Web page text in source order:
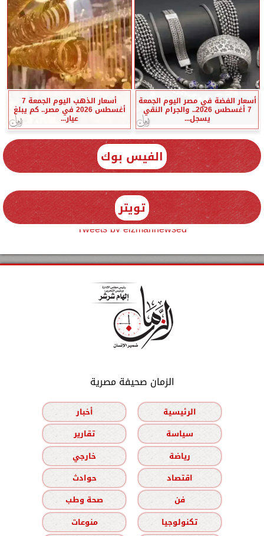
أسعار الفضة في مصر اليوم الجمعة
7 أغسطس 2026.. والجرام النقي
يسجل...
أسعار الذهب اليوم الجمعة 7
أغسطس 2026 في مصر.. كم يبلغ
عيار...
الفيس بوك
تويتر
Tweets by elzmannewseg
الزمان صحيفة مصرية
الرئيسية
أخبار
سياسة
تقارير
رياضة
خارجي
اقتصاد
حوادث
فن
صحة وطب
تكنولوجيا
منوعات